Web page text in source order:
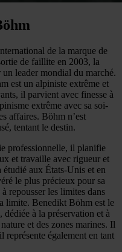
de la marque de
de faillite en 2003, la
un leader mondial du marché.
est un alpiniste extrême et
il parvient avec finesse à
extrême avec sa soi-
affaires. Böhm n’est
tentant le destin.
professionnelle, il planifie
et travaille avec rigueur et
aux États-Unis et en
le plus précieux pour sa
repousser les limites dans
limite. Benedikt Böhm est le
à la préservation et à
et des zones marines. Il
représente également en tant